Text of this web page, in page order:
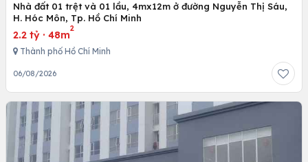
Nhà đất 01 trệt và 01 lầu, 4mx12m ở đường Nguyễn Thị Sáu,
H. Hóc Môn, Tp. Hồ Chí Minh
2.2 tỷ · 48m
2
Thành phố Hồ Chí Minh
06/08/2026